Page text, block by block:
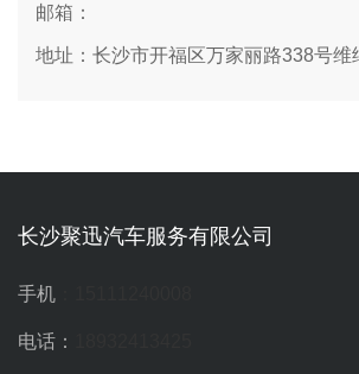
邮箱：
地址：长沙市开福区万家丽路338号维
长沙聚迅汽车服务有限公司
手机
电话：